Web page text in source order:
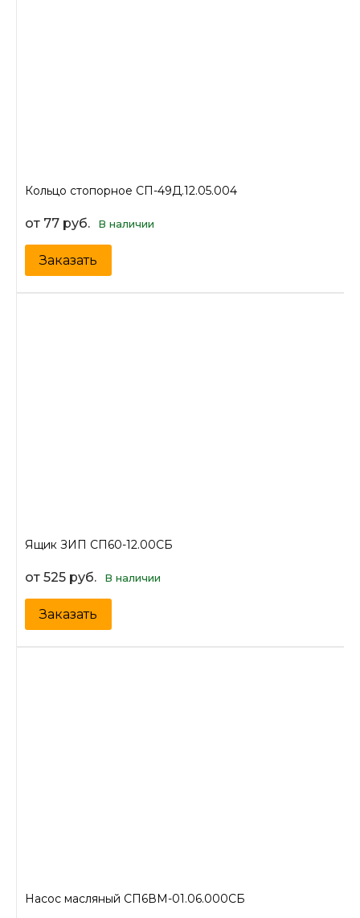
Кольцо стопорное СП-49Д.12.05.004
от 77 руб. В наличии
Заказать
Ящик ЗИП СП60-12.00СБ
от 525 руб. В наличии
Заказать
Насос масляный СП6ВМ-01.06.000СБ